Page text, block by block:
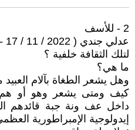
2 - للأسف
عدلي جندي ( 2022 / 11 / 17 - 21:18 )
لتلك الثقافة خلفية ؟
ما هي؟
وهل يشعر الطغاة بآلام
كيف ومتى يشعر وهو أو هم
داخل عف ونة جبة قائدهم
إيدولوجية الإمبراطورية